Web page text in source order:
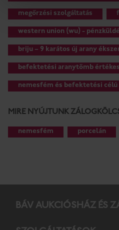
megőrzési szolgáltatás
western union (wu) -
briju – 9 karátos új arany
befektetési aranytömb
nemesfém és befektetési
MIRE NYÚJTUNK
nemesfém porcelán
BÁV AUKCIÓS­HÁZ ÉS